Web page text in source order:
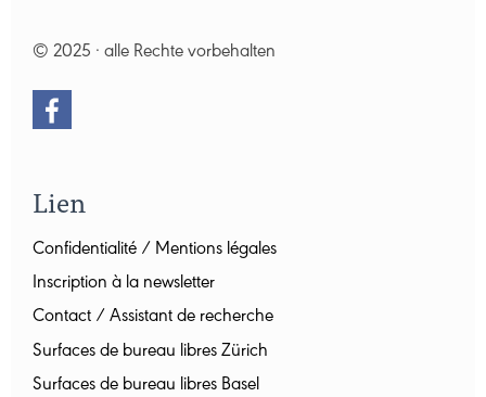
© 2025 · alle Rechte vorbehalten
Lien
Confidentialité / Mentions légales
Inscription à la newsletter
Contact / Assistant de recherche
Surfaces de bureau libres Zürich
Surfaces de bureau libres Basel